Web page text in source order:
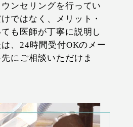
ンセリングを行ってい
ではなく、メリット・
も医師が丁寧に説明し
、24時間受付OKのメー
にご相談いただけま